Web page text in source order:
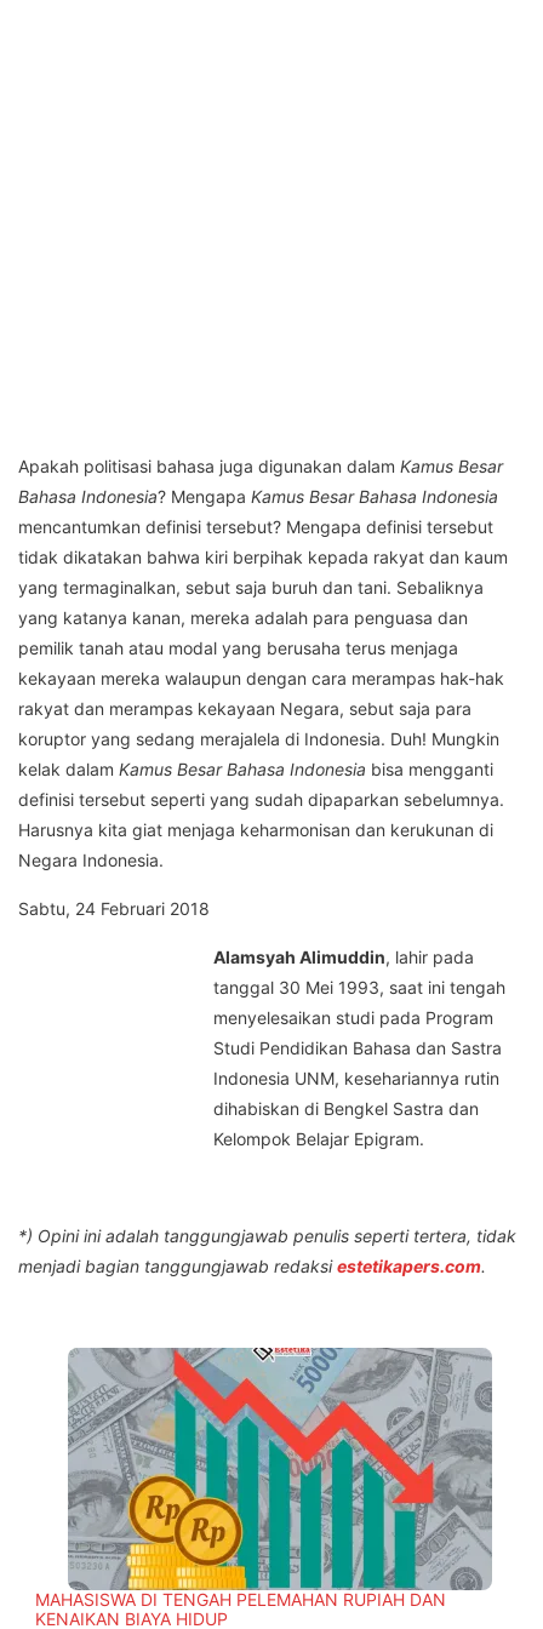
Apakah politisasi bahasa juga digunakan dalam Kamus Besar
Bahasa Indonesia? Mengapa Kamus Besar Bahasa Indonesia
mencantumkan definisi tersebut? Mengapa definisi tersebut
tidak dikatakan bahwa kiri berpihak kepada rakyat dan kaum
yang termaginalkan, sebut saja buruh dan tani. Sebaliknya
yang katanya kanan, mereka adalah para penguasa dan
pemilik tanah atau modal yang berusaha terus menjaga
kekayaan mereka walaupun dengan cara merampas hak-hak
rakyat dan merampas kekayaan Negara, sebut saja para
koruptor yang sedang merajalela di Indonesia. Duh! Mungkin
kelak dalam Kamus Besar Bahasa Indonesia bisa mengganti
definisi tersebut seperti yang sudah dipaparkan sebelumnya.
Harusnya kita giat menjaga keharmonisan dan kerukunan di
Negara Indonesia.
Sabtu, 24 Februari 2018
Alamsyah Alimuddin, lahir pada
tanggal 30 Mei 1993, saat ini tengah
menyelesaikan studi pada Program
Studi Pendidikan Bahasa dan Sastra
Indonesia UNM, kesehariannya rutin
dihabiskan di Bengkel Sastra dan
Kelompok Belajar Epigram.
*) Opini ini adalah tanggungjawab penulis seperti tertera, tidak
menjadi bagian tanggungjawab redaksiestetikapers.com.
MAHASISWA DI TENGAH PELEMAHAN RUPIAH DAN
KENAIKAN BIAYA HIDUP